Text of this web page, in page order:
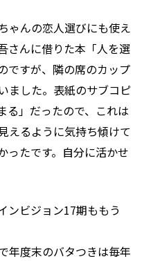
ゃんの恋人選びにも使え
さんに借りた本「人を選
ですが、隣の席のカップ
ました。表紙のサブコピ
る」だったので、これは
えるように気持ち傾けて
ったです。自分に活かせ
ンビジョン17期ももう
年度末のバタつきは毎年